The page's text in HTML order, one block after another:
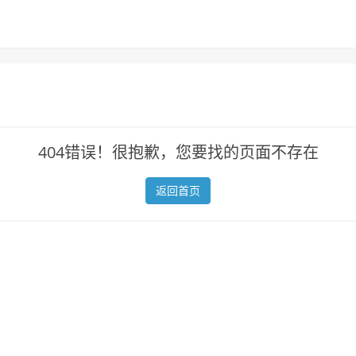
404错误！很抱歉，您要找的页面不存在
返回首页